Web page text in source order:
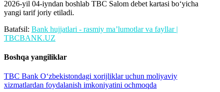
2026-yil 04-iyndan boshlab TBC Salom debet kartasi bo‘yicha
yangi tarif joriy etiladi.
Batafsil: Bank hujjatlari - rasmiy ma’lumotlar va fayllar |
TBCBANK.UZ
Boshqa yangiliklar
TBC Bank O‘zbekistondagi xorijliklar uchun moliyaviy
xizmatlardan foydalanish imkoniyatini ochmoqda